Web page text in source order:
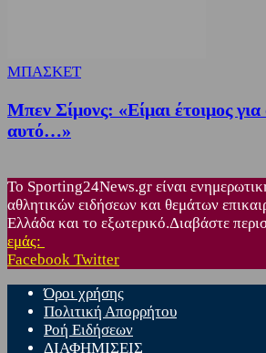
ΜΠΑΣΚΕΤ
Μπεν Σίμονς: «Είμαι έτοιμος για
αυτό…»
Το Sporting24News.gr είναι
αθλητικών ειδήσεων και θεμάτων
Ελλάδα και το εξωτερικό.Διαβάστε
εμάς:
Facebook Twitter
Όροι χρήσης
Πολιτική Απορρήτου
Ροή Ειδήσεων
ΔΙΑΦΗΜΙΣΕΙΣ